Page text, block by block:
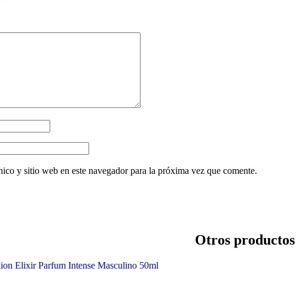
y sitio web en este navegador para la próxima vez que comente.
Otros productos